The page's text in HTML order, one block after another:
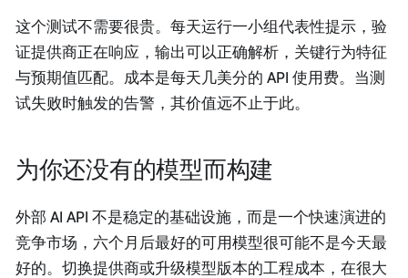
这个测试不需要很贵。每天运行一小组代表性提示，验
证提供商正在响应，输出可以正确解析，关键行为特征
与预期值匹配。成本是每天几美分的 API 使用费。当测
试失败时触发的告警，其价值远不止于此。
为你还没有的模型而构建
外部 AI API 不是稳定的基础设施，而是一个快速演进的
竞争市场，六个月后最好的可用模型很可能不是今天最
好的。切换提供商或升级模型版本的工程成本，在很大